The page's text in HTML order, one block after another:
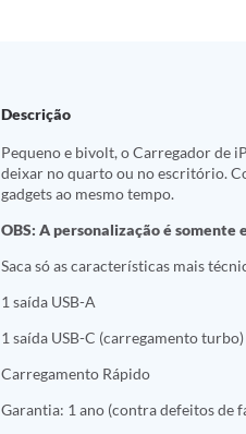
Descrição
Pequeno e bivolt, o Carregador de
deixar no quarto ou no escritório.
gadgets ao mesmo tempo.
OBS: A personalização é somente
Saca só as características mais
1 saída USB-A
1 saída USB-C (carregamento turbo)
Carregamento Rápido
Garantia: 1 ano (contra defeitos de